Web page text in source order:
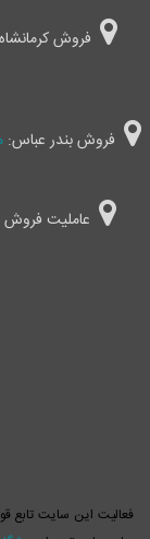
فروش
فروش بندر عباس:
عاملیت فروش
فعالیت این سایت تابع